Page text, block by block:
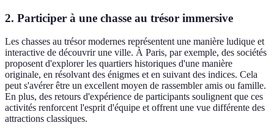
2. Participer à une chasse au trésor immersive
Les chasses au trésor modernes représentent une manière ludique et
interactive de découvrir une ville. À Paris, par exemple, des sociétés
proposent d'explorer les quartiers historiques d'une manière
originale, en résolvant des énigmes et en suivant des indices. Cela
peut s'avérer être un excellent moyen de rassembler amis ou famille.
En plus, des retours d'expérience de participants soulignent que ces
activités renforcent l'esprit d'équipe et offrent une vue différente des
attractions classiques.